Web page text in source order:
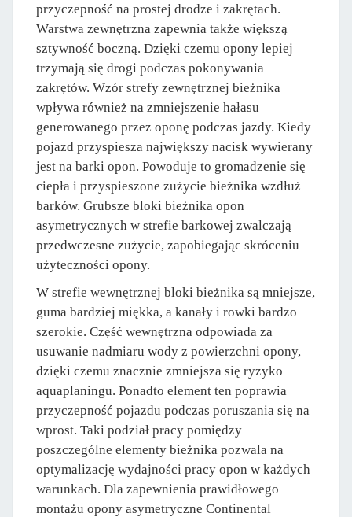
przyczepność na prostej drodze i zakrętach.
Warstwa zewnętrzna zapewnia także większą
sztywność boczną. Dzięki czemu opony lepiej
trzymają się drogi podczas pokonywania
zakrętów. Wzór strefy zewnętrznej bieżnika
wpływa również na zmniejszenie hałasu
generowanego przez oponę podczas jazdy. Kiedy
pojazd przyspiesza największy nacisk wywierany
jest na barki opon. Powoduje to gromadzenie się
ciepła i przyspieszone zużycie bieżnika wzdłuż
barków. Grubsze bloki bieżnika opon
asymetrycznych w strefie barkowej zwalczają
przedwczesne zużycie, zapobiegając skróceniu
użyteczności opony.
W strefie wewnętrznej bloki bieżnika są mniejsze,
guma bardziej miękka, a kanały i rowki bardzo
szerokie. Część wewnętrzna odpowiada za
usuwanie nadmiaru wody z powierzchni opony,
dzięki czemu znacznie zmniejsza się ryzyko
aquaplaningu. Ponadto element ten poprawia
przyczepność pojazdu podczas poruszania się na
wprost. Taki podział pracy pomiędzy
poszczególne elementy bieżnika pozwala na
optymalizację wydajności pracy opon w każdych
warunkach. Dla zapewnienia prawidłowego
montażu opony asymetryczne Continental